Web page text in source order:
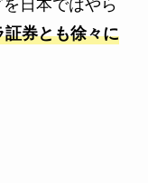
日本ではやら
証券とも徐々に